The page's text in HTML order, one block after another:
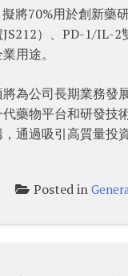
將70%用於創新藥
）、PD-1/IL-
用途。
為公司長期業務發
藥物平台和研發技
通過吸引高質量投
Posted in